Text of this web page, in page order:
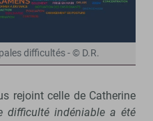
difficultés - © D.R.
rejoint celle de Catherine
difficulté indéniable a été